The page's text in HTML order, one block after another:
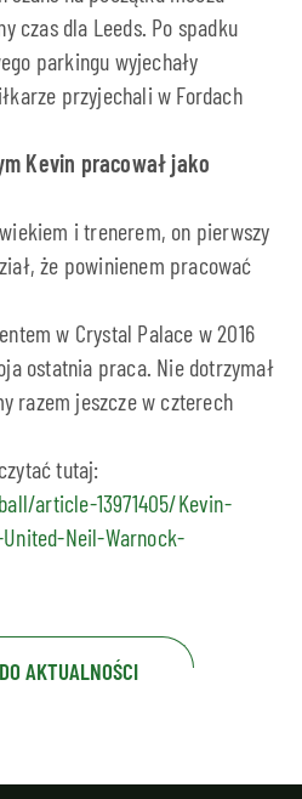
czas dla Leeds. Po spadku
parkingu wyjechały
przyjechali w Fordach
Kevin pracował jako
i trenerem, on pierwszy
że powinienem pracować
w Crystal Palace w 2016
ostatnia praca. Nie dotrzymał
razem jeszcze w czterech
tutaj:
article-13971405/Kevin-
Neil-Warnock-
AKTUALNOŚCI